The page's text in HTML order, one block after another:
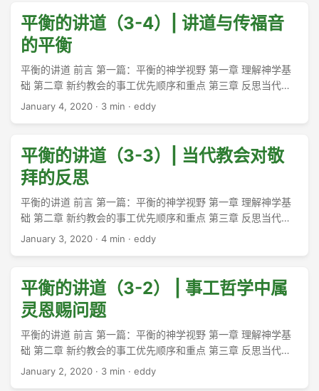
要关心如何传福音，也不能忘记建造门徒。因信基督得救并非
整个过程的结束，而是新生命的开始。这生命需要在教会里滋
养，渐渐成长。就像新生儿一样，新生信徒缺乏属灵照顾和支
持无疑是一种极其严重的问题。 ...
平衡的讲道（3-4）| 讲道与传福音
的平衡
平衡的讲道 前言 第一篇：平衡的神学视野 第一章 理解神学基
础 第二章 新约教会的事工优先顺序和重点 第三章 反思当代教
会的事工 一、当代教会的事工优先顺序 二、我们必须处理属灵
地方教会几乎完全依靠特别规划的周日晚间礼拜来传福音。礼
拜包含吸引人的福音赞美诗，特别的音乐，见证和福音性讲
道，以及邀请人上台做绝志祷告。就像百年前一样，如今也有
许多人在这样的聚会上信主。 ...
January 4, 2020 · 3 min · eddy
平衡的讲道（3-3）| 当代教会对敬
拜的反思
平衡的讲道 前言 第一篇：平衡的神学视野 第一章 理解神学基
础 第二章 新约教会的事工优先顺序和重点 第三章 反思当代教
会的事工 当代教会的事工优先顺序 我们必须处理属灵恩赐的问
代教会而言，这个领域同样非常关键，因为它与教会的聚会以
及讲道的角色都有直接的关系。 ...
January 3, 2020 · 4 min · eddy
平衡的讲道（3-2） | 事工哲学中属
灵恩赐问题
平衡的讲道 前言 第一篇：平衡的神学视野 第一章 理解神学基
础 第二章 新约教会的事工优先顺序和重点 第三章 反思当代教
会的事工 当代教会的事工优先顺序 我们必须处理属灵恩赐的问
January 2, 2020 · 3 min · eddy